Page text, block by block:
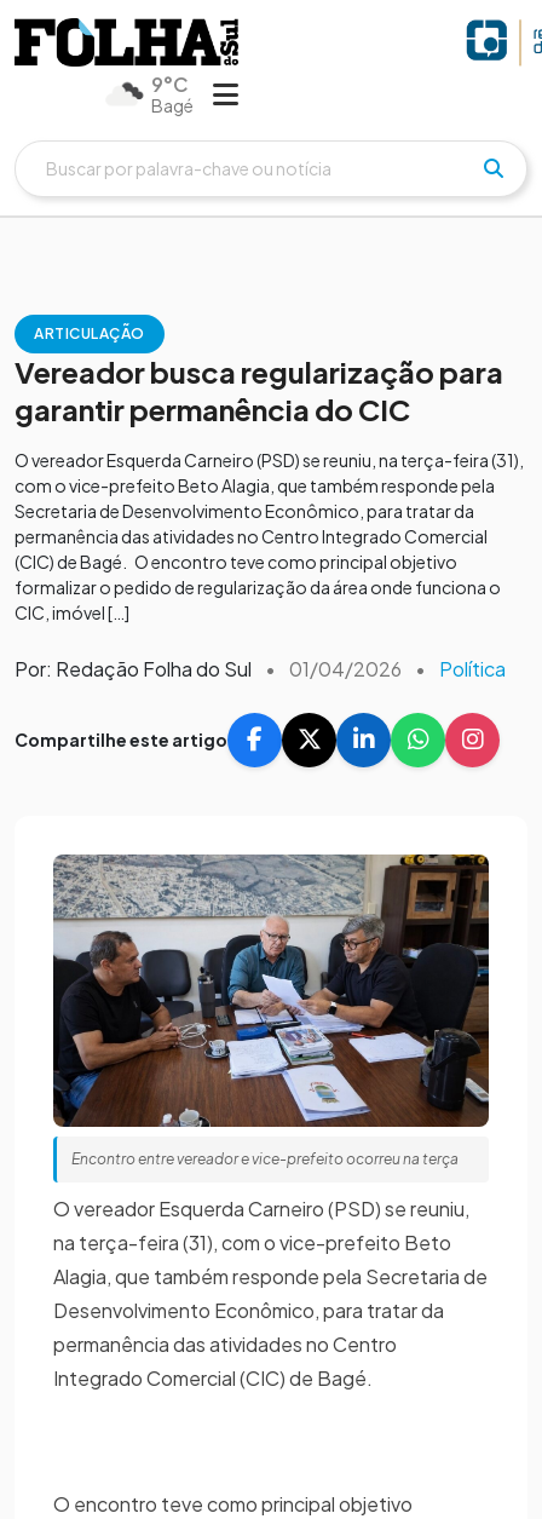
9°C
Bagé
ARTICULAÇÃO
Vereador busca regularização para
garantir permanência do CIC
O vereador Esquerda Carneiro (PSD) se reuniu, na terça-feira (31),
com o vice-prefeito Beto Alagia, que também responde pela
Secretaria de Desenvolvimento Econômico, para tratar da
permanência das atividades no Centro Integrado Comercial
(CIC) de Bagé. O encontro teve como principal objetivo
formalizar o pedido de regularização da área onde funciona o
CIC, imóvel […]
Por: Redação Folha do Sul • 01/04/2026 • Política
Compartilhe este artigo
Encontro entre vereador e vice-prefeito ocorreu na terça
O vereador Esquerda Carneiro (PSD) se reuniu,
na terça-feira (31), com o vice-prefeito Beto
Alagia, que também responde pela Secretaria de
Desenvolvimento Econômico, para tratar da
permanência das atividades no Centro
Integrado Comercial (CIC) de Bagé.
O encontro teve como principal objetivo